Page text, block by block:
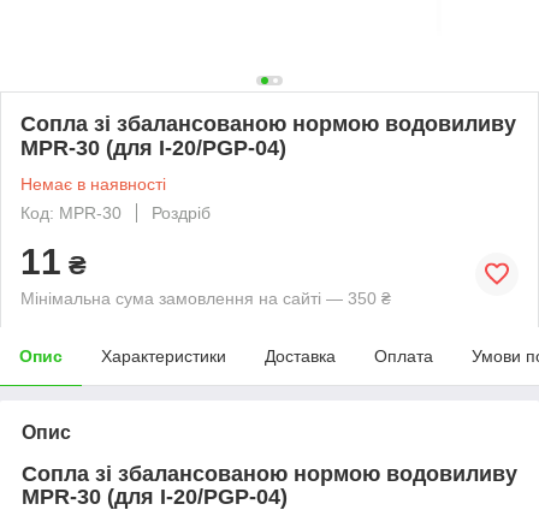
Сопла зі збалансованою нормою водовиливу
MPR-30 (для I-20/PGP-04)
Немає в наявності
Код: MPR-30
Роздріб
11 ₴
Мінімальна сума замовлення на сайті — 350 ₴
Опис Характеристики Доставка Оплата Умови
Опис
Сопла зі збалансованою нормою водовиливу
MPR-30 (для I-20/PGP-04)